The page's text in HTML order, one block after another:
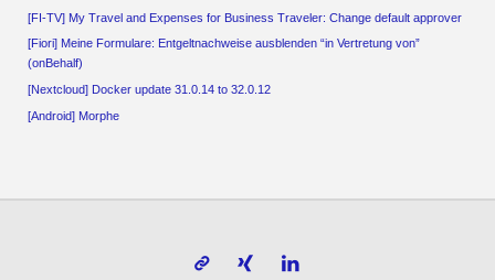
[FI-TV] My Travel and Expenses for Business Traveler: Change default approver
[Fiori] Meine Formulare: Entgeltnachweise ausblenden “in Vertretung von”
(onBehalf)
[Nextcloud] Docker update 31.0.14 to 32.0.12
[Android] Morphe